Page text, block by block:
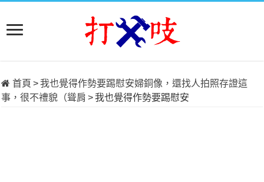
首頁 >我也覺得作勢要踢慰安婦銅像，還找人拍照存證這
事，很不禮貌（聳肩 >我也覺得作勢要踢慰安